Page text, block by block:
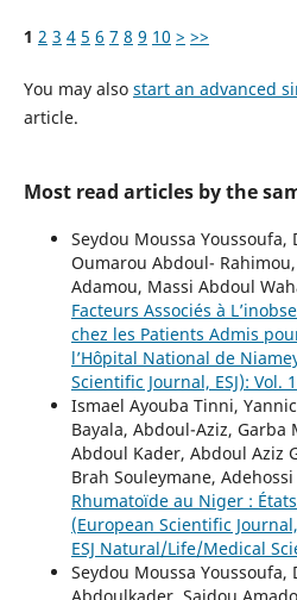
1 2 3 4 5 6 7 8 9 10 > >>
You may also start an advanced
article.
Most read articles by the
Seydou Moussa Youssoufa,
Oumarou Abdoul-
Adamou, Massi Abdoul
Facteurs Associés à
chez les Patients Admis
l’Hôpital National de
Scientific Journal, ESJ): Vol.
Ismael Ayouba Tinni,
Bayala, Abdoul-Aziz, Garba
Abdoul Kader, Abdoul Aziz
Brah Souleymane, Adehossi
Rhumatoïde au Niger :
(European Scientific
ESJ Natural/Life/Medical
Seydou Moussa Youssoufa,